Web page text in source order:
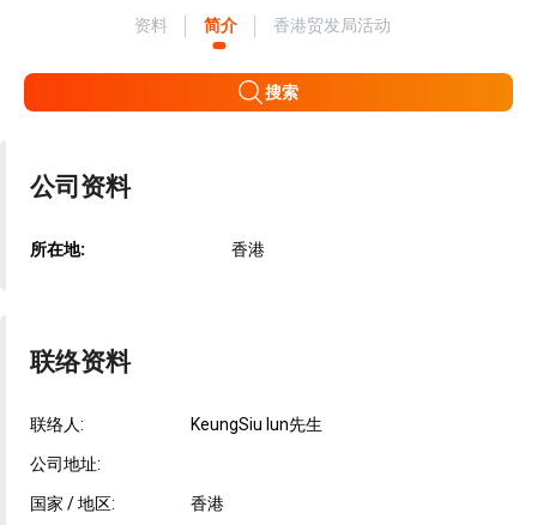
资料 简介 香港贸发局活动
搜索
公司资料
所在地: 香港
联络资料
联络人: KeungSiu lun先生
公司地址:
国家 / 地区: 香港